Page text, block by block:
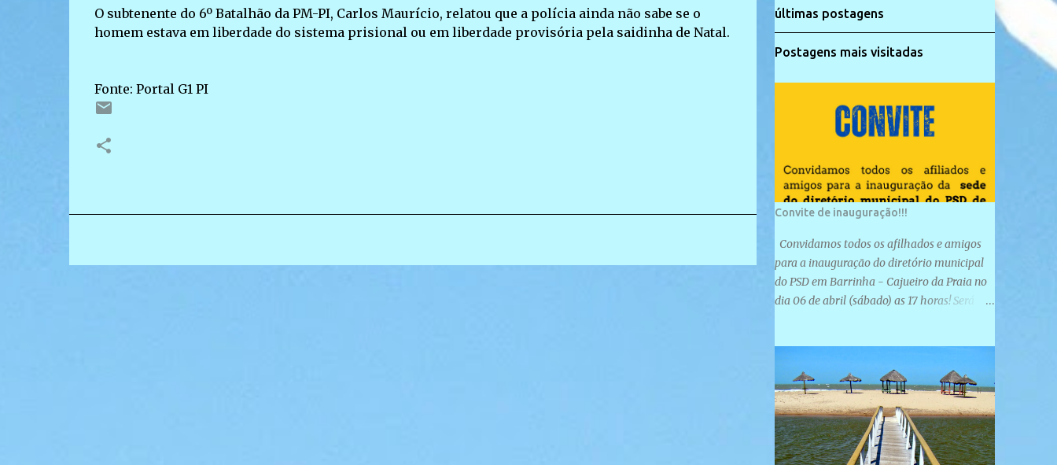
O subtenente do 6º Batalhão da PM-PI, Carlos Maurício, relatou que a polícia ainda não sabe se o
homem estava em liberdade do sistema prisional ou em liberdade provisória pela saidinha de Natal.
Fonte: Portal G1 PI
últimas postagens
Postagens mais visitadas
Convite de inauguração!!!
Convidamos todos os afilhados e amigos
para a inauguração do diretório municipal
do PSD em Barrinha - Cajueiro da Praia no
dia 06 de abril (sábado) as 17 horas! Será
localizada na Rua São José, 98 Barrinha -
Cajueiro da Praia.